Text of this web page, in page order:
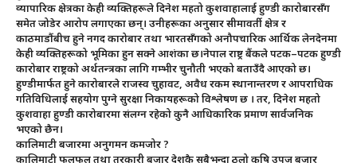
व्यापारिक क्षेत्रका केही व्यक्तिहरूले दिनेश महतो कुशवाहालाई हुण्डी कारोबारसँग
समेत जोडेर आरोप लगाएका छन्। उनीहरूका अनुसार सीमावर्ती क्षेत्र र
काठमाडौंबीच हुने नगद कारोबार तथा भारतसँगको अनौपचारिक आर्थिक लेनदेनमा
केही व्यक्तिहरूको भूमिका हुन सक्ने आशंका छ।नेपाल राष्ट्र बैंकले पटक–पटक हुण्डी
कारोबार राष्ट्रको अर्थतन्त्रका लागि गम्भीर चुनौती भएको बताउँदै आएको छ।
हुण्डीमार्फत हुने कारोबारले राजस्व चुहावट, अवैध रकम स्थानान्तरण र आपराधिक
गतिविधिलाई सहयोग पुग्ने सुरक्षा निकायहरूको विश्लेषण छ । तर, दिनेश महतो
कुशवाहा हुण्डी कारोबारमा संलग्न रहेको कुनै आधिकारिक प्रमाण सार्वजनिक
भएको छैन।
कालिमाटी बजारमा अनुगमन कमजोर ?
कालिमाटी फलफूल तथा तरकारी बजार देशकै सबैभन्दा ठूलो कृषि उपज बजार